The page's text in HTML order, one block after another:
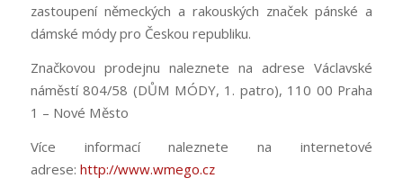
zastoupení německých a rakouských značek pánské a
dámské módy pro Českou republiku.
Značkovou prodejnu naleznete na adrese Václavské
náměstí 804/58 (DŮM MÓDY, 1. patro), 110 00 Praha
1 – Nové Město
Více informací naleznete na internetové
adrese: http://www.wmego.cz